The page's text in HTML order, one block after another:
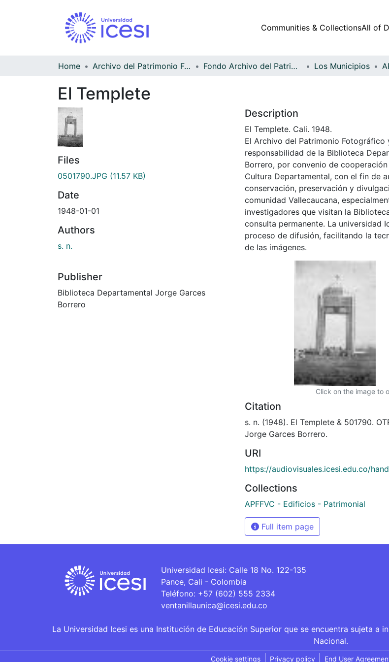
Communities & CollectionsAll of
Home Archivo del Patrimonio Fotográfico y Fílmico del Valle del Cauca Fondo Archivo del Patrimonio Fotográfico y Fílmico del Valle del Cauca Los Municipios
El Templete
Files
0501790.JPG (11.57 KB)
Date
1948-01-01
Authors
s. n.
Publisher
Biblioteca Departamental Jorge Garces
Borrero
Description
El Templete. Cali. 1948.
El Archivo del Patrimonio Fotográfico
responsabilidad de la Biblioteca
Borrero, por convenio de
Cultura Departamental, con el fin de
conservación, preservación y
comunidad Vallecaucana,
investigadores que visitan la
consulta permanente. La universidad
proceso de difusión, facilitando la
de las imágenes.
Click on the image to
Citation
s. n. (1948). El Templete & 501790.
Jorge Garces Borrero.
URI
https://audiovisuales.icesi.edu.co/
Collections
APFFVC - Edificios - Patrimonial
Full item page
Universidad Icesi: Calle 18 No. 122-135
Pance, Cali - Colombia
Teléfono: +57 (602) 555 2334
ventanillaunica@icesi.edu.co
La Universidad Icesi es una Institución de Educación Superior que se encuentra sujeta a
Nacional.
Cookie settings Privacy policy End User